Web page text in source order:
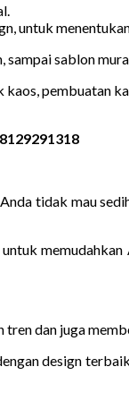
untuk
sablon
pembuatan
tidak mau
dan juga
design